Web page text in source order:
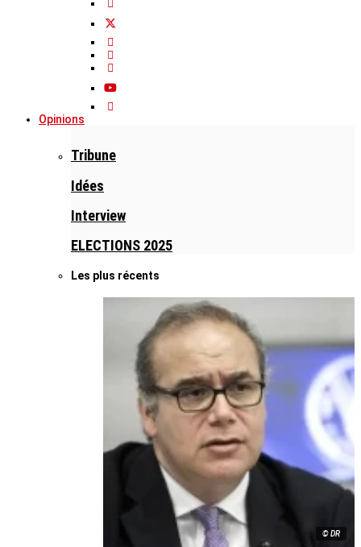
Opinions
Tribune
Idées
Interview
ELECTIONS 2025
Les plus récents
© DR